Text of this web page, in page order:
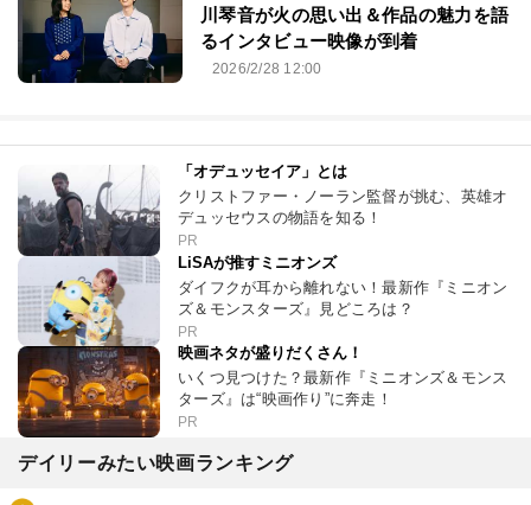
川琴⾳が⽕の思い出＆作品の魅⼒を語
るインタビュー映像が到着
2026/2/28 12:00
「オデュッセイア」とは
クリストファー・ノーラン監督が挑む、英雄オ
デュッセウスの物語を知る！
PR
LiSAが推すミニオンズ
ダイフクが耳から離れない！最新作『ミニオン
ズ＆モンスターズ』見どころは？
PR
映画ネタが盛りだくさん！
いくつ見つけた？最新作『ミニオンズ＆モンス
ターズ』は“映画作り”に奔走！
PR
デイリーみたい映画ランキング